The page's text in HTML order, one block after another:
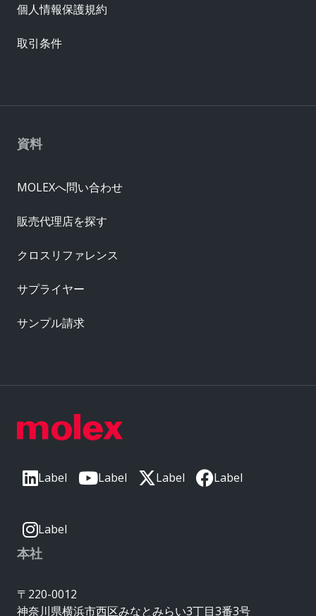
Label Label Label Label
Label
本社
〒220-0012
神奈川県横浜市西区みなとみらい3丁目3番3号
資料
MOLEXへ問い合わせ
販売代理店を探す
クロスリファレンス
サプライヤー
サンプル請求
個人情報保護規約
取引条件